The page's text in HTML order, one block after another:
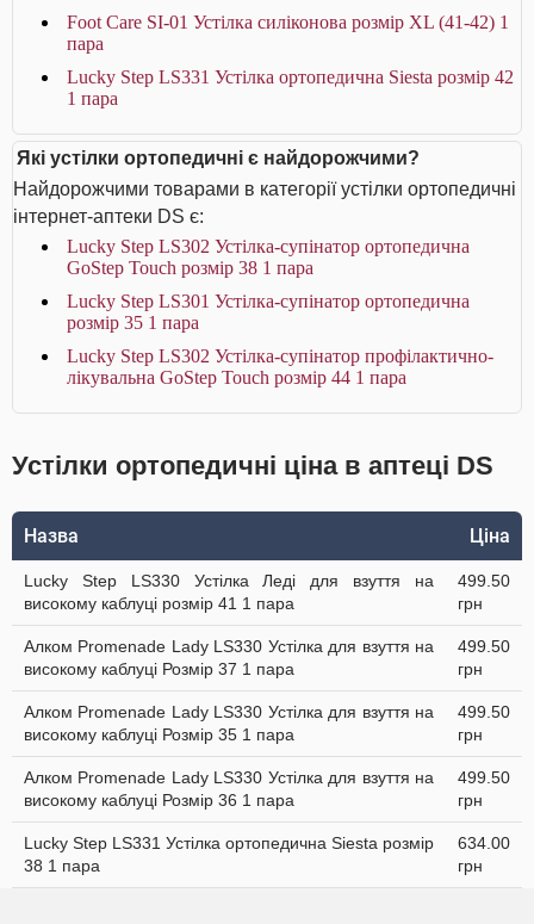
Foot Care SI-01 Устілка силіконова розмір XL (41-42) 1
пара
Lucky Step LS331 Устілка ортопедична Siesta розмір 42
1 пара
Які устілки ортопедичні є найдорожчими?
Найдорожчими товарами в категорії устілки ортопедичні
інтернет-аптеки DS є:
Lucky Step LS302 Устілка-супінатор ортопедична
GoStep Touch розмір 38 1 пара
Lucky Step LS301 Устілка-супінатор ортопедична
розмір 35 1 пара
Lucky Step LS302 Устілка-супінатор профілактично-
лікувальна GoStep Touch розмір 44 1 пара
Устілки ортопедичні ціна в аптеці DS
Назва Ціна
Lucky Step LS330 Устілка Леді для взуття на
високому каблуці розмір 41 1 пара
499.50
грн
Алком Promenade Lady LS330 Устілка для взуття на
високому каблуці Розмір 37 1 пара
499.50
грн
Алком Promenade Lady LS330 Устілка для взуття на
високому каблуці Розмір 35 1 пара
499.50
грн
Алком Promenade Lady LS330 Устілка для взуття на
високому каблуці Розмір 36 1 пара
499.50
грн
Lucky Step LS331 Устілка ортопедична Siesta розмір
38 1 пара
634.00
грн